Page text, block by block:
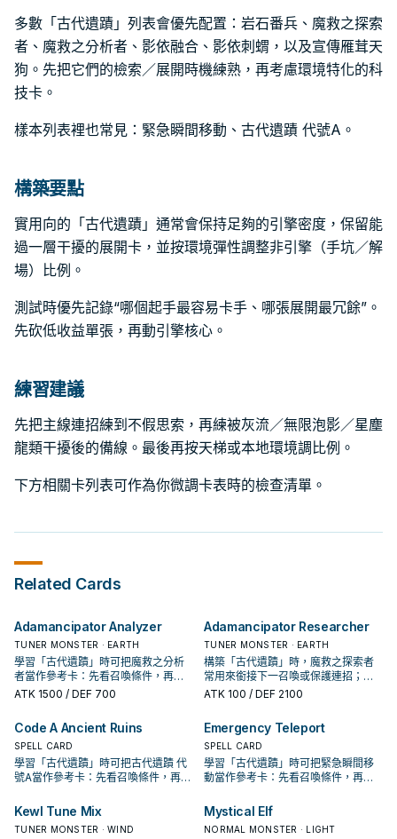
多數「古代遺蹟」列表會優先配置：岩石番兵、魔救之探索
者、魔救之分析者、影依融合、影依刺蝟，以及宣傳雁茸天
狗。先把它們的檢索／展開時機練熟，再考慮環境特化的科
技卡。
樣本列表裡也常見：緊急瞬間移動、古代遺蹟 代號A。
構築要點
實用向的「古代遺蹟」通常會保持足夠的引擎密度，保留能
過一層干擾的展開卡，並按環境彈性調整非引擎（手坑／解
場）比例。
測試時優先記錄“哪個起手最容易卡手、哪張展開最冗餘”。
先砍低收益單張，再動引擎核心。
練習建議
先把主線連招練到不假思索，再練被灰流／無限泡影／星塵
龍類干擾後的備線。最後再按天梯或本地環境調比例。
下方相關卡列表可作為你微調卡表時的檢查清單。
Related Cards
Adamancipator Analyzer
TUNER MONSTER · EARTH
學習「古代遺蹟」時可把魔救之分析
者當作參考卡：先看召喚條件，再確
認它是起手、展開還是收益卡。
ATK 1500 / DEF 700
Adamancipator Researcher
TUNER MONSTER · EARTH
構築「古代遺蹟」時，魔救之探索者
常用來銜接下一召喚或保護連招；是
否投入取決於你的手坑／解場配置。
ATK 100 / DEF 2100
Code A Ancient Ruins
SPELL CARD
學習「古代遺蹟」時可把古代遺蹟 代
號A當作參考卡：先看召喚條件，再確
Emergency Teleport
SPELL CARD
學習「古代遺蹟」時可把緊急瞬間移
動當作參考卡：先看召喚條件，再確
Kewl Tune Mix
TUNER MONSTER · WIND
Mystical Elf
NORMAL MONSTER · LIGHT